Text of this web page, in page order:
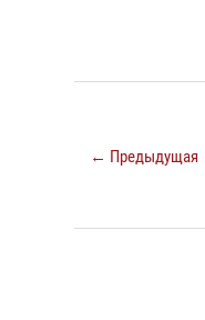
← Предыдущая